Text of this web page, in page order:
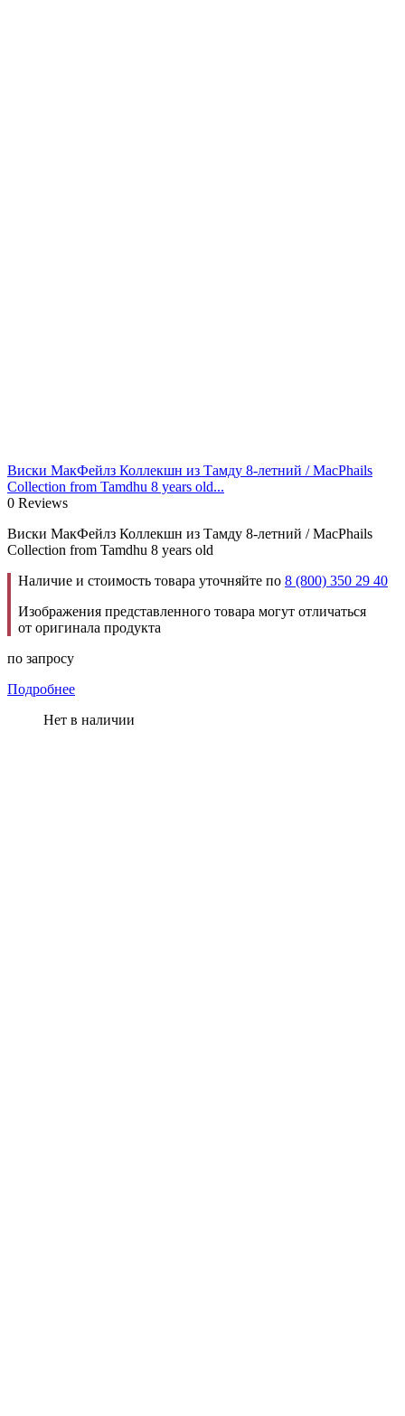
Виски МакФейлз Коллекшн из Тамду 8-летний / MacPhails
Collection from Tamdhu 8 years old...
0 Reviews
Виски МакФейлз Коллекшн из Тамду 8-летний / MacPhails
Collection from Tamdhu 8 years old
Наличие и стоимость товара уточняйте по 8 (800) 350 29 40
Изображения представленного товара могут отличаться
от оригинала продукта
по запросу
Подробнее
Нет в наличии